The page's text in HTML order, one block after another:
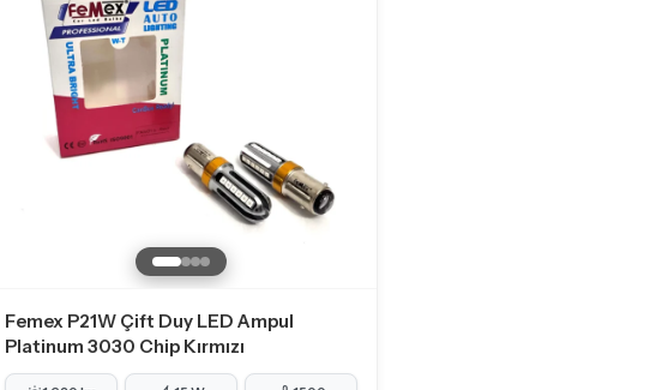
Femex P21W Çift Duy LED Ampul
Platinum 3030 Chip Kırmızı